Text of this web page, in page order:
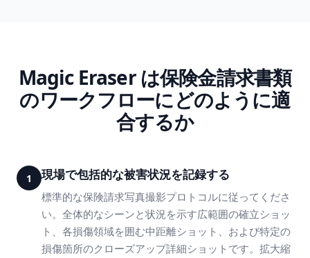
Magic Eraser は保険金請求書類
のワークフローにどのように適
合するか
1 現場で包括的な被害状況を記録する
標準的な保険請求写真撮影プロトコルに従ってくださ
い。全体的なシーンと状況を示す広範囲の確立ショッ
ト、各損傷領域を囲む中距離ショット、および特定の
損傷箇所のクローズアップ詳細ショットです。拡大縮